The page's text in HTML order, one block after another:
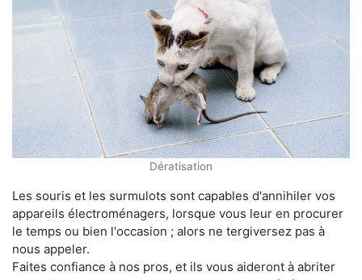
Dératisation
Les souris et les surmulots sont capables d'annihiler vos
appareils électroménagers, lorsque vous leur en procurer
le temps ou bien l'occasion ; alors ne tergiversez pas à
nous appeler.
Faites confiance à nos pros, et ils vous aideront à abriter